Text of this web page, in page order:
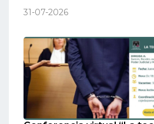
31-07-2026